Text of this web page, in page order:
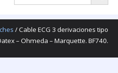
/ Cable ECG 3 derivaciones tipo
– Ohmeda – Marquette. BF740.